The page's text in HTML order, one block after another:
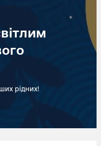
рідних!